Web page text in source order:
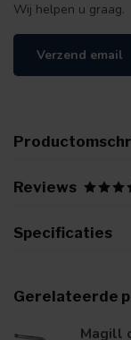
Wij helpen u graag.
Verzend email
Reviews
Specificaties
Gerelateerde
Magill